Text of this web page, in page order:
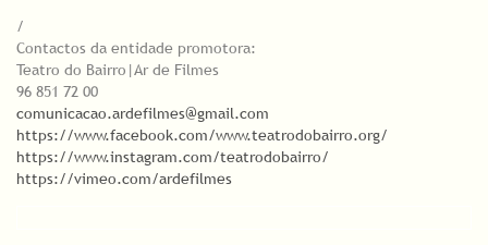
/
Contactos da entidade promotora:
Teatro do Bairro|Ar de Filmes
96 851 72 00
comunicacao.ardefilmes@gmail.com
https://www.facebook.com/www.teatrodobairro.org/
https://www.instagram.com/teatrodobairro/
https://vimeo.com/ardefilmes